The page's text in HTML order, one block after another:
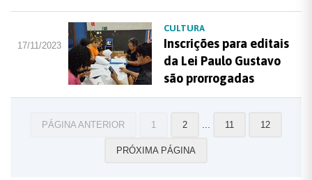
17/11/2023
CULTURA
Inscrições para editais
da Lei Paulo Gustavo
são prorrogadas
PÁGINA ANTERIOR 1 2 11 12
PRÓXIMA PÁGINA